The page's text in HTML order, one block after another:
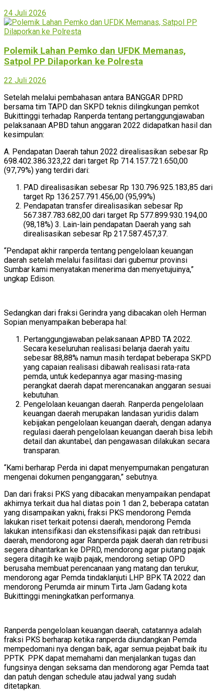
24 Juli 2026
Polemik Lahan Pemko dan UFDK Memanas,
Satpol PP Dilaporkan ke Polresta
22 Juli 2026
Setelah melalui pembahasan antara BANGGAR DPRD
bersama tim TAPD dan SKPD teknis dilingkungan pemkot
Bukittinggi terhadap Ranperda tentang pertanggungjawaban
pelaksanaan APBD tahun anggaran 2022 didapatkan hasil dan
kesimpulan:
A. Pendapatan Daerah tahun 2022 direalisasikan sebesar Rp
698.402.386.323,22 dari target Rp 714.157.721.650,00
(97,79%) yang terdiri dari:
PAD direalisasikan sebesar Rp 130.796.925.183,85 dari
target Rp 136.257.791.456,00 (95,99%)
Pendapatan transfer direalisasikan sebesar Rp
567.387.783.682,00 dari target Rp 577.899.930.194,00
(98,18%) 3. Lain-lain pendapatan Daerah yang sah
direalisasikan sebesar Rp 217.587.457,37.
“Pendapat akhir ranperda tentang pengelolaan keuangan
daerah setelah melalui fasilitasi dari gubernur provinsi
Sumbar kami menyatakan menerima dan menyetujuinya,”
ungkap Edison.
Sedangkan dari fraksi Gerindra yang dibacakan oleh Herman
Sopian menyampaikan beberapa hal:
Pertanggungjawaban pelaksanaan APBD TA 2022.
Secara keseluruhan realisasi belanja daerah yaitu
sebesar 88,88% namun masih terdapat beberapa SKPD
yang capaian realisasi dibawah realisasi rata-rata
pemda, untuk kedepannya agar masing-masing
perangkat daerah dapat merencanakan anggaran sesuai
kebutuhan.
Pengelolaan keuangan daerah. Ranperda pengelolaan
keuangan daerah merupakan landasan yuridis dalam
kebijakan pengelolaan keuangan daerah, dengan adanya
regulasi daerah pengelolaan keuangan daerah bisa lebih
detail dan akuntabel, dan pengawasan dilakukan secara
transparan.
“Kami berharap Perda ini dapat menyempurnakan pengaturan
mengenai dokumen penganggaran,” sebutnya.
Dan dari fraksi PKS yang dibacakan menyampaikan pendapat
akhirnya terkait dua hal diatas poin 1 dan 2, beberapa catatan
yang disampaikan yakni, fraksi PKS mendorong Pemda
lakukan riset terkait potensi daerah, mendorong Pemda
lakukan intensifikasi dan ekstensifikasi pajak dan retribusi
daerah, mendorong agar Ranperda pajak daerah dan retribusi
segera dihantarkan ke DPRD, mendorong agar piutang pajak
segera ditagih ke wajib pajak, mendorong setiap OPD
berusaha membuat perencanaan yang matang dan terukur,
mendorong agar Pemda tindaklanjuti LHP BPK TA 2022 dan
mendorong Perumda air minum Tirta Jam Gadang kota
Bukittinggi meningkatkan performanya.
Ranperda pengelolaan keuangan daerah, catatannya adalah
fraksi PKS berharap ketika ranperda diundangkan Pemda
mempedomani nya dengan baik, agar semua pejabat baik itu
PPTK PPK dapat memahami dan menjalankan tugas dan
fungsinya dengan seksama dan mendorong agar Pemda taat
dan patuh dengan schedule atau jadwal yang sudah
ditetapkan.